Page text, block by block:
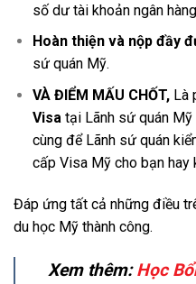
số dư tài khoản ngân
Hoàn thiện và nộp đầy
sứ quán Mỹ.
VÀ ĐIỂM MẤU CHỐT,Là
Visatại Lãnh sứ quán Mỹ
cùng để Lãnh sứ quán
cấp Visa Mỹ cho bạn hay
Đáp ứng tất cả những điều
du học Mỹ thành công.
Xem thêm:Học